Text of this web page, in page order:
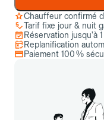
Chauffeur confirmé
Tarif fixe jour & nuit
Réservation jusqu’à
Replanification
Paiement 100 %